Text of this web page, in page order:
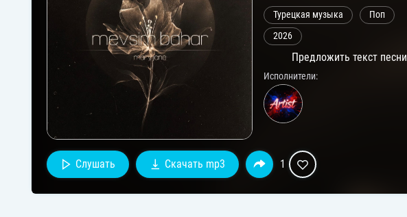
Турецкая музыка
Поп
2026
Предложить текст песни
Исполнители:
Слушать Скачать mp3 1